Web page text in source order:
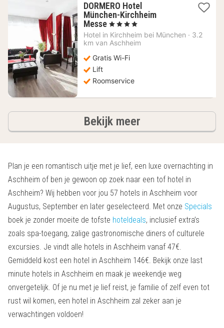
DORMERO Hotel
München-Kirchheim
Messe 1
nacht
vanaf
€
, 4 Sterren
Hotel in Kirchheim bei München · 3.2
km van Aschheim
Gratis Wi-Fi
Lift
Roomservice
Bekijk meerhotels
Plan je een romantisch uitje met je lief, een luxe overnachting in
Aschheim of ben je gewoon op zoek naar een tof hotel in
Aschheim? Wij hebben voor jou 57 hotels in Aschheim voor
Augustus, September en later geselecteerd. Met onze Specials
boek je zonder moeite de tofste hoteldeals, inclusief extra’s
zoals spa-toegang, zalige gastronomische diners of culturele
excursies. Je vindt alle hotels in Aschheim vanaf 47€.
Gemiddeld kost een hotel in Aschheim 146€. Bekijk onze last
minute hotels in Aschheim en maak je weekendje weg
onvergetelijk. Of je nu met je lief reist, je familie of zelf even tot
rust wil komen, een hotel in Aschheim zal zeker aan je
verwachtingen voldoen!